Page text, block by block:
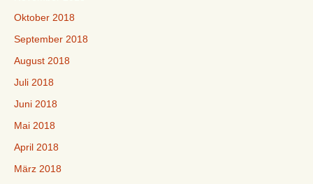
Oktober 2018
September 2018
August 2018
Juli 2018
Juni 2018
Mai 2018
April 2018
März 2018